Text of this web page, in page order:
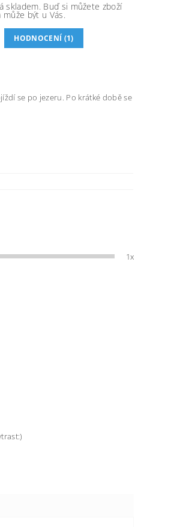
skladem. Buď si můžete zboží
být u Vás.
HODNOCENÍ (1)
se po jezeru. Po krátké době se
1x